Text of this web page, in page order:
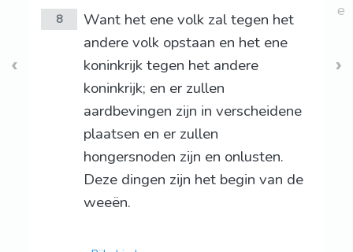
8
Want het ene volk zal tegen het
andere volk opstaan en het ene
koninkrijk tegen het andere
koninkrijk; en er zullen
aardbevingen zijn in verscheidene
plaatsen en er zullen
hongersnoden zijn en onlusten.
Deze dingen zijn het begin van de
weeën.
e